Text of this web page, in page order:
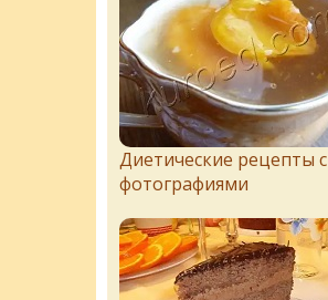
Диетические рецепты с
фотографиями